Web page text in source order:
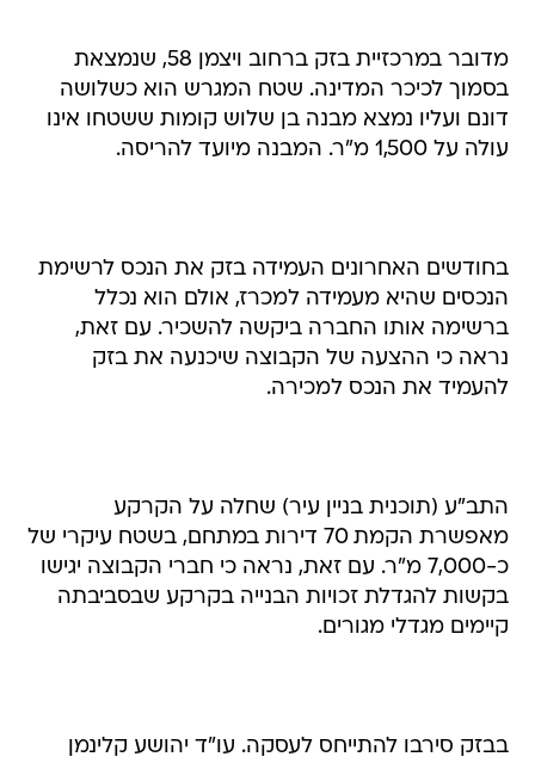
מדובר במרכזיית בזק ברחוב ויצמן 58, שנמצאת
בסמוך לכיכר המדינה. שטח המגרש הוא כשלושה
דונם ועליו נמצא מבנה בן שלוש קומות ששטחו אינו
עולה על 1,500 מ"ר. המבנה מיועד להריסה.
בחודשים האחרונים העמידה בזק את הנכס לרשימת
הנכסים שהיא מעמידה למכרז, אולם הוא נכלל
ברשימה אותו החברה ביקשה להשכיר. עם זאת,
נראה כי ההצעה של הקבוצה שיכנעה את בזק
להעמיד את הנכס למכירה.
התב"ע (תוכנית בניין עיר) שחלה על הקרקע
מאפשרת הקמת 70 דירות במתחם, בשטח עיקרי של
כ-7,000 מ"ר. עם זאת, נראה כי חברי הקבוצה יגישו
בקשות להגדלת זכויות הבנייה בקרקע שבסביבתה
קיימים מגדלי מגורים.
בבזק סירבו להתייחס לעסקה. עו"ד יהושע קלינמן